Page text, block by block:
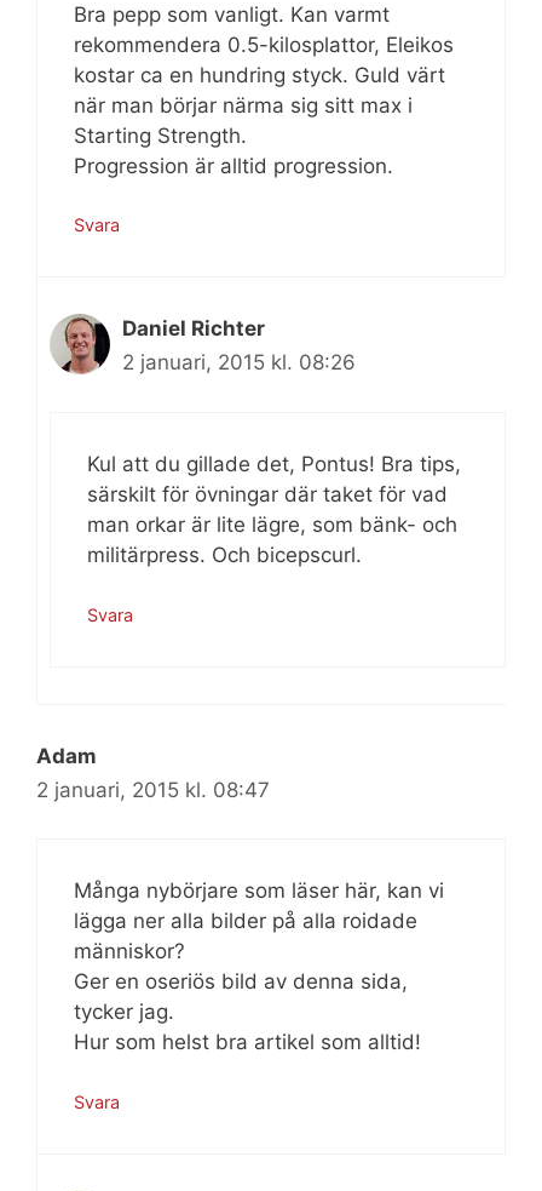
Bra pepp som vanligt. Kan varmt
rekommendera 0.5-kilosplattor, Eleikos
kostar ca en hundring styck. Guld värt
när man börjar närma sig sitt max i
Starting Strength.
Progression är alltid progression.
Svara
Daniel Richter
2 januari, 2015 kl. 08:26
Kul att du gillade det, Pontus! Bra tips,
särskilt för övningar där taket för vad
man orkar är lite lägre, som bänk- och
militärpress. Och bicepscurl.
Svara
Adam
2 januari, 2015 kl. 08:47
Många nybörjare som läser här, kan vi
lägga ner alla bilder på alla roidade
människor?
Ger en oseriös bild av denna sida,
tycker jag.
Hur som helst bra artikel som alltid!
Svara